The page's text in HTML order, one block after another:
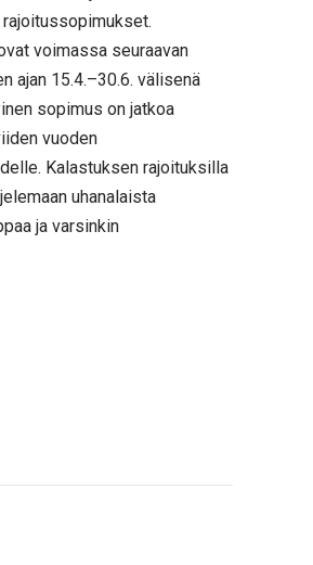
voimassa seuraavan
ajan 15.4.–30.6. välisenä
sopimus on jatkoa
vuoden
Kalastuksen rajoituksilla
uhanalaista
ja varsinkin